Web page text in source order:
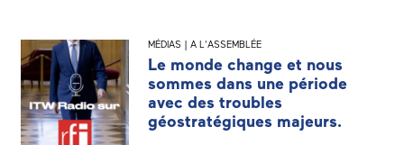
MÉDIAS | A L'ASSEMBLÉE
Le monde change et nous
sommes dans une période
avec des troubles
géostratégiques majeurs.